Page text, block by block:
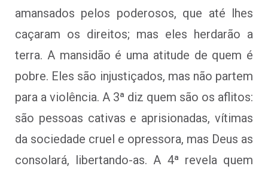
amansados pelos poderosos, que até lhes
caçaram os direitos; mas eles herdarão a
terra. A mansidão é uma atitude de quem é
pobre. Eles são injustiçados, mas não partem
para a violência. A 3ª diz quem são os aflitos:
são pessoas cativas e aprisionadas, vítimas
da sociedade cruel e opressora, mas Deus as
consolará, libertando-as. A 4ª revela quem